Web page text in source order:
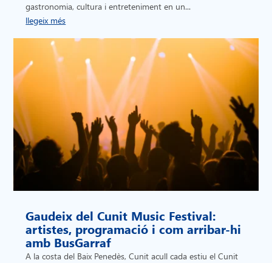
gastronomia, cultura i entreteniment en un...
llegeix més
Gaudeix del Cunit Music Festival:
artistes, programació i com arribar-hi
amb BusGarraf
A la costa del Baix Penedès, Cunit acull cada estiu el Cunit